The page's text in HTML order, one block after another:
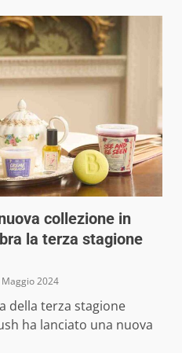
collezione in
la terza stagione
Maggio 2024
della terza stagione
ha lanciato una nuova